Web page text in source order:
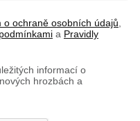
o ochraně osobních údajů
a Pravidly
informací o
hrozbách a